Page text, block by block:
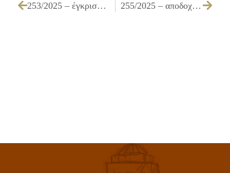
253/2025 – έγκριση απολογισμού του Δήμου Ιλίου έτους 2024 255/2025 – αποδοχή όρων για την λήψη τοκοχρεωλυτικού δανείου από το Ταμείο Παρακαταθηκών & Δανείων από πόρους του Τ.Π. & Δανείων και εξουσιοδότηση υπογραφής σχεδίου δανειστικού συμβολαίου